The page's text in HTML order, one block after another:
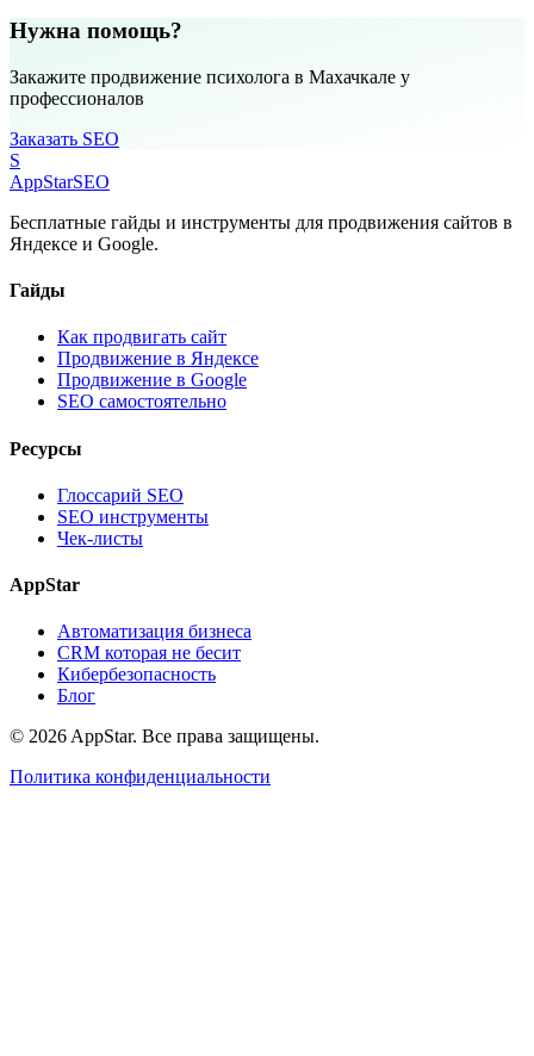
Нужна помощь?
Закажите продвижение психолога в Махачкале у
профессионалов
Заказать SEO
S
AppStarSEO
Бесплатные гайды и инструменты для продвижения сайтов в
Яндексе и Google.
Гайды
Как продвигать сайт
Продвижение в Яндексе
Продвижение в Google
SEO самостоятельно
Ресурсы
Глоссарий SEO
SEO инструменты
Чек-листы
AppStar
Автоматизация бизнеса
CRM которая не бесит
Кибербезопасность
Блог
© 2026 AppStar. Все права защищены.
Политика конфиденциальности